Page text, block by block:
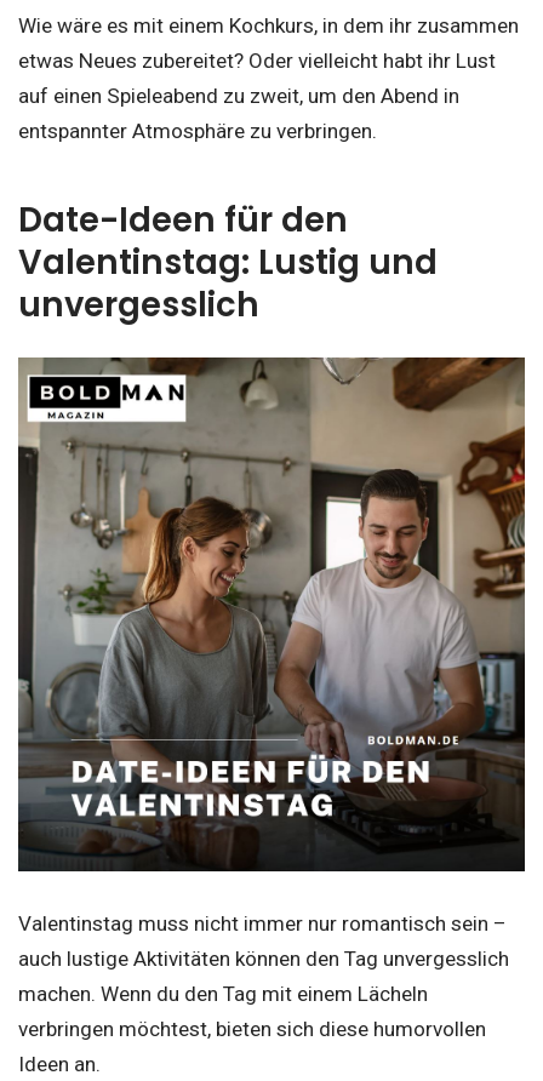
Wie wäre es mit einem Kochkurs, in dem ihr zusammen
etwas Neues zubereitet? Oder vielleicht habt ihr Lust
auf einen Spieleabend zu zweit, um den Abend in
entspannter Atmosphäre zu verbringen.
Date-Ideen für den
Valentinstag: Lustig und
unvergesslich
Valentinstag muss nicht immer nur romantisch sein –
auch lustige Aktivitäten können den Tag unvergesslich
machen. Wenn du den Tag mit einem Lächeln
verbringen möchtest, bieten sich diese humorvollen
Ideen an.